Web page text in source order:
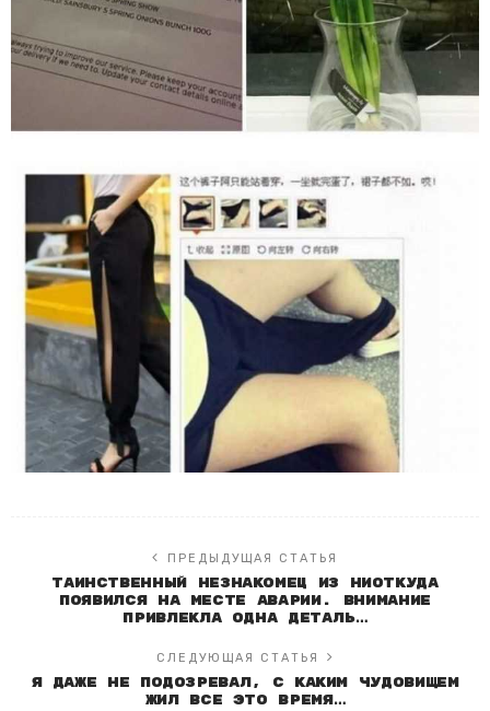
ПРЕДЫДУЩАЯ СТАТЬЯ
Таинственный незнакомец из ниоткуда
появился на месте аварии. Внимание
привлекла одна деталь…
СЛЕДУЮЩАЯ СТАТЬЯ
Я даже не подозревал, с каким чудовищем
жил все это время…